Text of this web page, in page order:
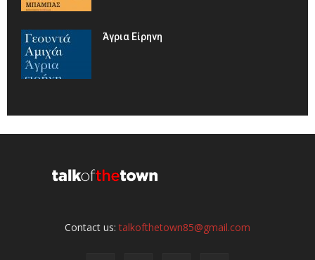
Άγρια Είρηνη
Contact us:talkofthetown85@gmail.com